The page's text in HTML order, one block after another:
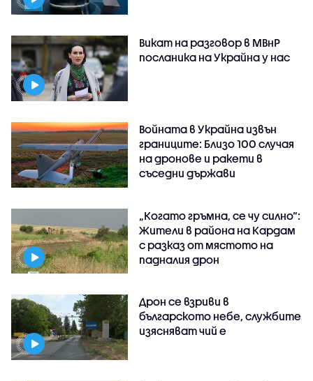
Викат на разговор в МВнР
посланика на Украйна у нас
Войната в Украйна извън
границите: Близо 100 случая
на дронове и ракети в
съседни държави
„Когато гръмна, се чу силно“:
Жители в района на Кардам
с разказ от мястото на
падналия дрон
Дрон се взриви в
българското небе, службите
изясняват чий е